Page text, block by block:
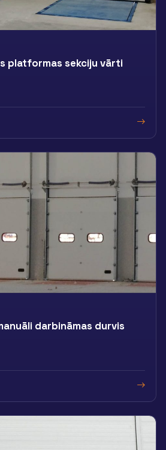
platformas sekciju vārti
darbināmas durvis